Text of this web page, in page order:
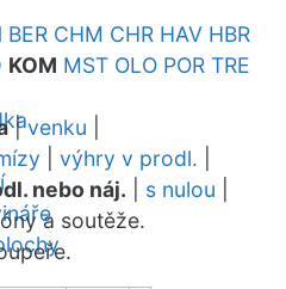
BER CHM CHR HAV HBR
KOM MST OLO POR TRE
|venku
výhry v prodl.
nebo náj. s nulou
a soutěže.